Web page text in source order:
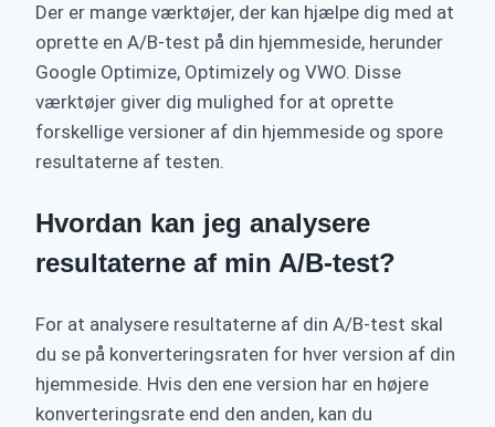
Der er mange værktøjer, der kan hjælpe dig med at
oprette en A/B-test på din hjemmeside, herunder
Google Optimize, Optimizely og VWO. Disse
værktøjer giver dig mulighed for at oprette
forskellige versioner af din hjemmeside og spore
resultaterne af testen.
Hvordan kan jeg analysere
resultaterne af min A/B-test?
For at analysere resultaterne af din A/B-test skal
du se på konverteringsraten for hver version af din
hjemmeside. Hvis den ene version har en højere
konverteringsrate end den anden, kan du